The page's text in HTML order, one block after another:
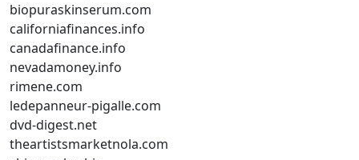
biopuraskinserum.com
californiafinances.info
canadafinance.info
nevadamoney.info
rimene.com
ledepanneur-pigalle.com
dvd-digest.net
theartistsmarketnola.com